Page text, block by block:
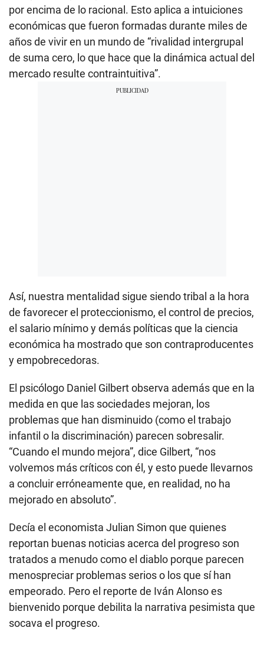
por encima de lo racional. Esto aplica a intuiciones
económicas que fueron formadas durante miles de
años de vivir en un mundo de “rivalidad intergrupal
de suma cero, lo que hace que la dinámica actual del
mercado resulte contraintuitiva”.
Así, nuestra mentalidad sigue siendo tribal a la hora
de favorecer el proteccionismo, el control de precios,
el salario mínimo y demás políticas que la ciencia
económica ha mostrado que son contraproducentes
y empobrecedoras.
El psicólogo Daniel Gilbert observa además que en la
medida en que las sociedades mejoran, los
problemas que han disminuido (como el trabajo
infantil o la discriminación) parecen sobresalir.
“Cuando el mundo mejora”, dice Gilbert, “nos
volvemos más críticos con él, y esto puede llevarnos
a concluir erróneamente que, en realidad, no ha
mejorado en absoluto”.
Decía el economista Julian Simon que quienes
reportan buenas noticias acerca del progreso son
tratados a menudo como el diablo porque parecen
menospreciar problemas serios o los que sí han
empeorado. Pero el reporte de Iván Alonso es
bienvenido porque debilita la narrativa pesimista que
socava el progreso.